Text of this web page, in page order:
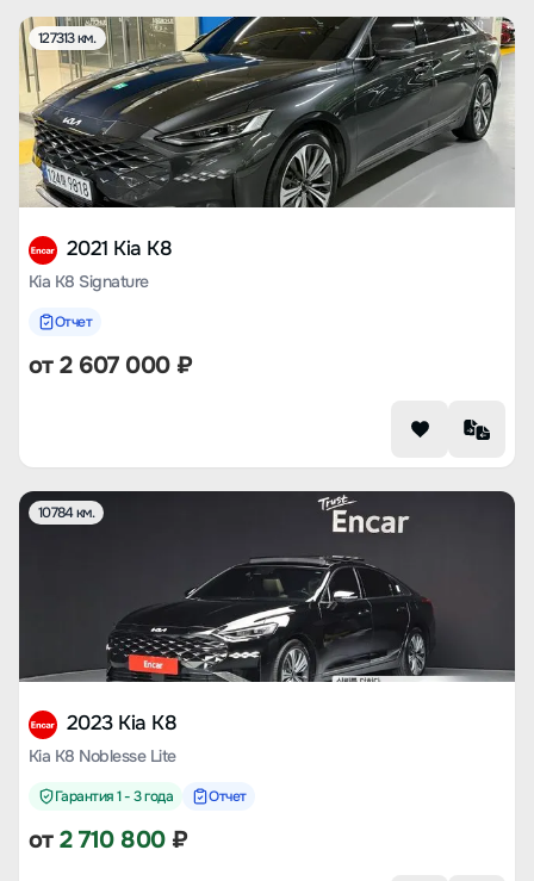
127313 км.
2021 Kia K8
Kia K8 Signature
Отчет
от2 607 000₽
10784 км.
2023 Kia K8
Kia K8 Noblesse Lite
Гарантия 1 - 3 года Отчет
от2 710 800₽